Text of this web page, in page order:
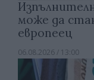
може да
европеец
06.08.2026 / 13:00